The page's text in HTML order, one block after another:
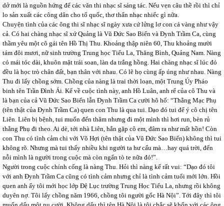
dở mới là nguồn hứng để các văn thi nhạc sĩ sáng tác. Nếu vẹn câu thề rồi thì chỉ
lo sản xuất các công dân cho tổ quốc, thơ thẩn nhạc nhiếc gì nữa.
Chuyện tình của các ông thi sĩ nhạc sĩ ngày xưa cứ lửng lơ con cá vàng như vậy
cả. Có hai chàng nhạc sĩ xứ Quảng là Vũ Đức Sao Biển và Đynh Trầm Ca, cùng
thầm yêu một cô gái tên Hồ Thị Thu. Khoảng thập niên 60, Thu khoảng mười
tám đôi mươi, nữ sinh trường Trung học Tiểu La, Thăng Bình, Quảng Nam. Nàng
có mái tóc dài, khuôn mặt trái soan, làn da trắng hồng. Hai chàng nhạc sĩ lúc đó
đều là học trò chân đất, bạn thân với nhau. Có lẽ họ cùng ấp úng như nhau. Nàng
Thu đi lấy chồng sớm. Chồng của nàng là trai thời loạn, một Trung Úy Pháo
binh tên Trần Đình Ái. Kể về cuộc tình này, anh Hồ Luân, anh rể của cô Thu và
là bạn của cả Vũ Đức Sao Biển lẫn Đynh Trầm Ca cười hô hố: “Thằng Mạc Phụ
(tên thật của Đynh Trầm Ca) quen con Thu là qua tui. Dạo đó tui để ý cô chị tên
Liên. Liên bị bệnh, tui muốn đến thăm nhưng đi một mình thì hơi run, bèn rủ
thằng Phụ đi theo. Ai dè, tới nhà Liên, hắn gặp cô em, đâm ra như mất hồn! Còn
con Thu có tình cảm chi với Võ Hợi (tên thật của Vũ Đức Sao Biển) không thì tui
không rõ. Nhưng mà tui thấy nhiều khi người ta hư cấu mà…hay quá trời, đến
nỗi mình là người trong cuộc mà còn ngẩn tò te nữa đó!”.
Người trong cuộc chính cống là nàng Thu. Hỏi thì nàng kể rất vui: “Dạo đó tôi
với anh Đynh Trầm Ca cũng có tình cảm nhưng chỉ là tình cảm tuổi mới lớn. Hồi
quen anh ấy tôi mới học lớp Đệ Lục trường Trung Học Tiểu La, nhưng rồi không
duyên nợ. Tôi lấy chồng năm 1966, chồng tôi người gốc Hà Nội”. Tới đây thì tôi